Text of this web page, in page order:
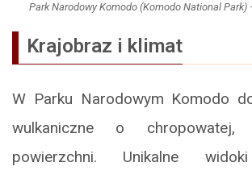
Park Narodowy Komodo (Komodo National Park)
Krajobraz i klimat
W Parku Narodowym Komodo
wulkaniczne o chropowatej,
powierzchni. Unikalne